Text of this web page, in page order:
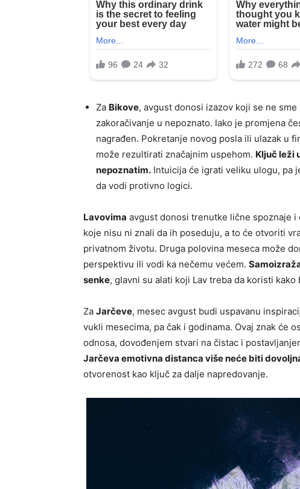
Za Bikove, avgust donosi izazov koji se ne
zakoračivanje u nepoznato. Iako je promjena
nagrađen. Pokretanje novog posla ili ulazak u
može rezultirati značajnim uspehom. Ključ leži
nepoznatim. Intuicija će igrati veliku ulogu, pa
da vodi protivno logici.
Lavovima avgust donosi trenutke lične spoznaje
koje nisu ni znali da ih poseduju, a to će otvoriti
privatnom životu. Druga polovina meseca može
perspektivu ili vodi ka nečemu većem.
senke, glavni su alati koji Lav treba da koristi
Za Jarčeve, mesec avgust budi uspavanu
vukli mesecima, pa čak i godinama. Ovaj znak će
odnosa, dovođenjem stvari na čistac i
Jarčeva emotivna distanca više neće biti
otvorenost kao ključ za dalje napredovanje.